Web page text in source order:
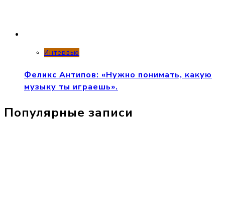
Интервью
Феликс Антипов: «Нужно понимать, какую
музыку ты играешь».
Популярные записи